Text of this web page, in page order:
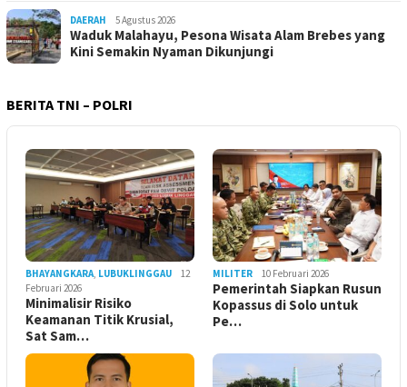
DAERAH 5 Agustus 2026
Waduk Malahayu, Pesona Wisata Alam Brebes yang
Kini Semakin Nyaman Dikunjungi
BERITA TNI – POLRI
BHAYANGKARA, LUBUKLINGGAU
12
Februari 2026
Minimalisir Risiko
Keamanan Titik Krusial,
Sat Sam…
MILITER 10 Februari 2026
Pemerintah Siapkan Rusun
Kopassus di Solo untuk
Pe…